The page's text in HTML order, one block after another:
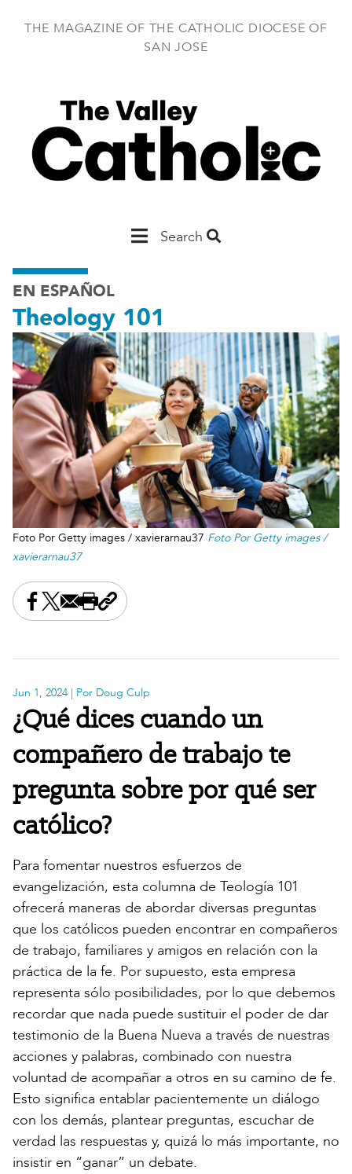
THE MAGAZINE OF THE CATHOLIC DIOCESE OF
SAN JOSE
MainSearch
EN ESPAÑOL
Theology 101
Foto Por Getty images / xavierarnau37 Foto Por Getty images /
xavierarnau37
Share this on Facebook
Share this on X
Share this by email
Print this page
Copy the page address
Jun 1, 2024 | Por Doug Culp
¿Qué dices cuando un
compañero de trabajo te
pregunta sobre por qué ser
católico?
Para fomentar nuestros esfuerzos de
evangelización, esta columna de Teología 101
ofrecerá maneras de abordar diversas preguntas
que los católicos pueden encontrar en compañeros
de trabajo, familiares y amigos en relación con la
práctica de la fe. Por supuesto, esta empresa
representa sólo posibilidades, por lo que debemos
recordar que nada puede sustituir el poder de dar
testimonio de la Buena Nueva a través de nuestras
acciones y palabras, combinado con nuestra
voluntad de acompañar a otros en su camino de fe.
Esto significa entablar pacientemente un diálogo
con los demás, plantear preguntas, escuchar de
verdad las respuestas y, quizá lo más importante, no
insistir en “ganar” un debate.